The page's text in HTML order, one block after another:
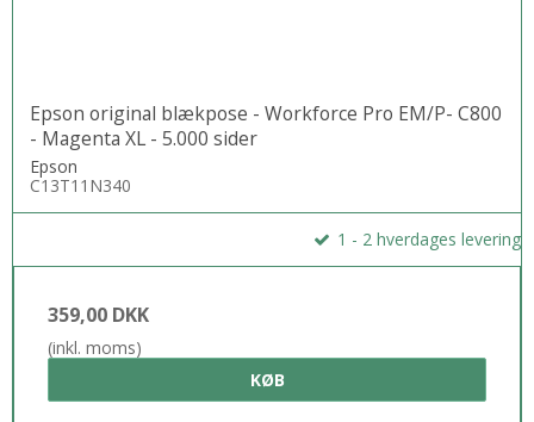
Epson original blækpose - Workforce Pro EM/P- C800
- Magenta XL - 5.000 sider
Epson
C13T11N340
1 - 2 hverdages levering
359,00 DKK
(inkl. moms)
KØB